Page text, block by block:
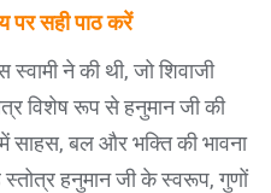
पर सही पाठ करें
स्वामी ने की थी, जो शिवाजी
विशेष रूप से हनुमान जी की
साहस, बल और भक्ति की भावना
हनुमान जी के स्वरूप, गुणों